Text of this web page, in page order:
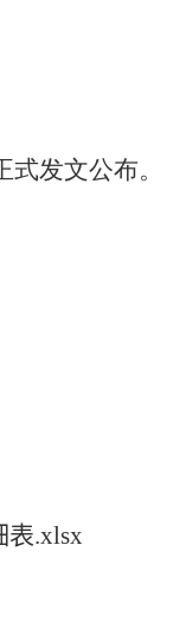
发文公布。
表.xlsx